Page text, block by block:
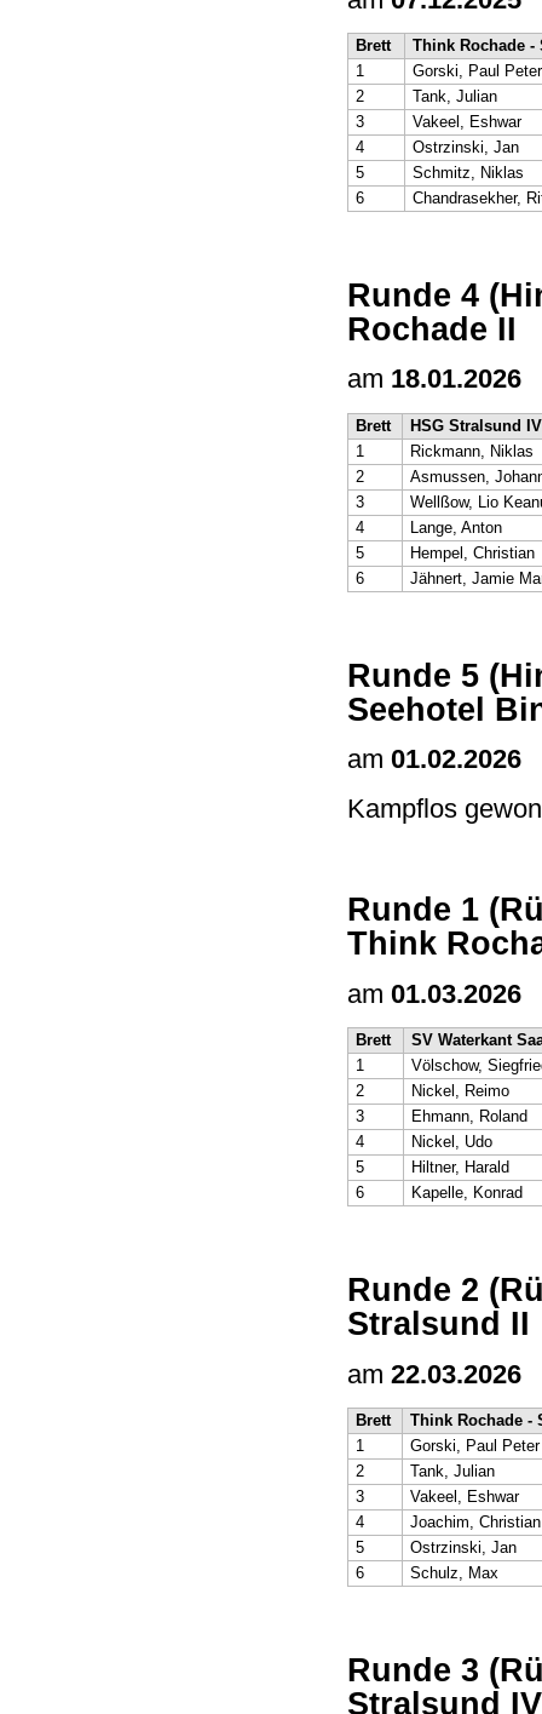
Brett
Think Rochade -
1
Gorski, Paul Peter
2
Tank, Julian
3
Vakeel, Eshwar
4
Ostrzinski, Jan
5
Schmitz, Niklas
6
Chandrasekher,
Runde 4
Rochade II
am 18.01.2026
Brett
HSG Stralsund IV
1
Rickmann, Niklas
2
Asmussen,
3
Wellßow, Lio
4
Lange, Anton
5
Hempel, Christian
6
Jähnert, Jamie
Runde 5
Seehotel
am 01.02.2026
Kampflos
Runde 1
Think
am 01.03.2026
Brett
SV Waterkant
1
Völschow,
2
Nickel, Reimo
3
Ehmann, Roland
4
Nickel, Udo
5
Hiltner, Harald
6
Kapelle, Konrad
Runde 2
Stralsund II
am 22.03.2026
Brett
Think Rochade -
1
Gorski, Paul Peter
2
Tank, Julian
3
Vakeel, Eshwar
4
Joachim, Christian
5
Ostrzinski, Jan
6
Schulz, Max
Runde 3
Stralsund IV